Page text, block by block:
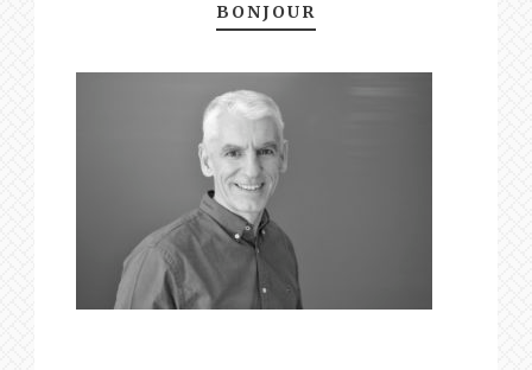
BONJOUR